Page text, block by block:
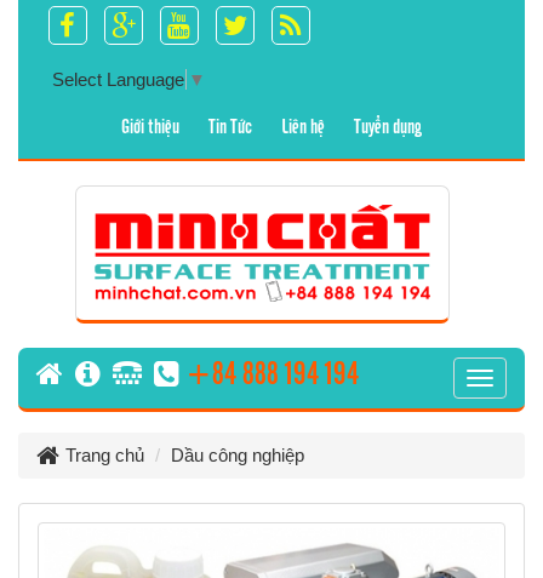
Select Language ▼
Giới thiệu Tin Tức Liên hệ Tuyển dụng
T
o
+84 888 194 194
Trang chủ Dầu công nghiệp